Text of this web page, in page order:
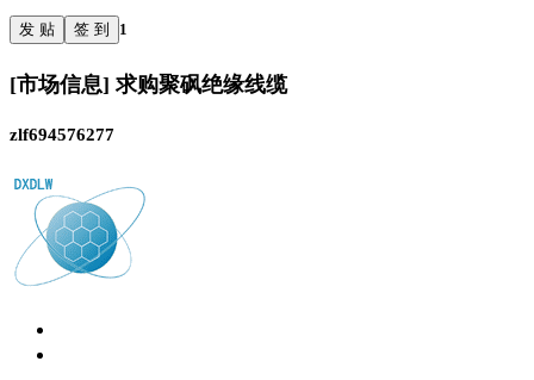
发 贴 签 到 1
[市场信息] 求购聚砜绝缘线缆
zlf694576277